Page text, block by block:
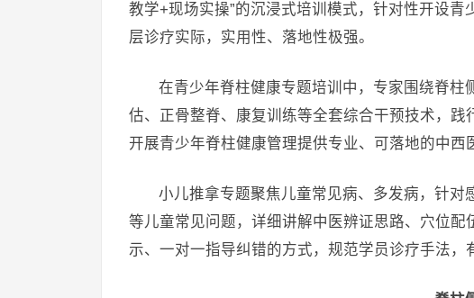
教学+现场实操”的沉浸式培训模式，针对性开设
层诊疗实际，实用性、落地性极强。
在青少年脊柱健康专题培训中，专家围绕脊
估、正骨整脊、康复训练等全套综合干预技术，践
开展青少年脊柱健康管理提供专业、可落地的中西
小儿推拿专题聚焦儿童常见病、多发病，针
等儿童常见问题，详细讲解中医辨证思路、穴位
示、一对一指导纠错的方式，规范学员诊疗手法，